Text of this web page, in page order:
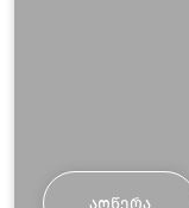
ᲐᲦᲬᲔᲠᲐ